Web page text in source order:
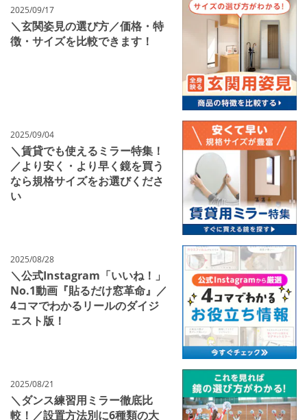
＼玄関姿見の選び方／価格・特
徴・サイズを比較できます！
2025/09/17
＼賃貸でも使えるミラー特集！
／より安く・より早く鏡を買う
なら規格サイズをお選びくださ
い
2025/09/04
＼公式Instagram「いいね！」
No.1動画『貼るだけ窓革命』／
4コマでわかるリールのダイジ
ェスト版！
2025/08/28
＼ダンス練習用ミラー徹底比
較！／設置方法別に6種類の大
2025/08/21